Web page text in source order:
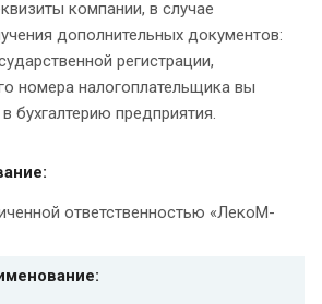
компании, в случае
дополнительных документов:
регистрации,
номера налогоплательщика вы
бухгалтерию предприятия.
ответственностью «ЛекоМ-